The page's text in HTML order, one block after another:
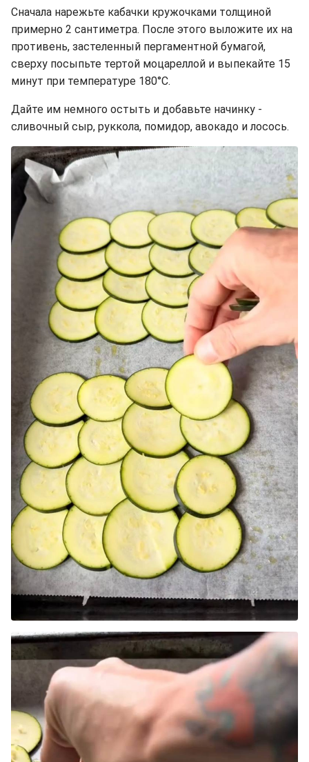
Сначала нарежьте кабачки кружочками толщиной
примерно 2 сантиметра. После этого выложите их на
противень, застеленный пергаментной бумагой,
сверху посыпьте тертой моцареллой и выпекайте 15
минут при температуре 180°C.
Дайте им немного остыть и добавьте начинку -
сливочный сыр, руккола, помидор, авокадо и лосось.